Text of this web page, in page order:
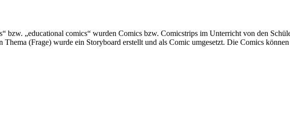
bzw. „educational comics“ wurden Comics bzw. Comicstrips im Unterricht von den
(Frage) wurde ein Storyboard erstellt und als Comic umgesetzt. Die Comics